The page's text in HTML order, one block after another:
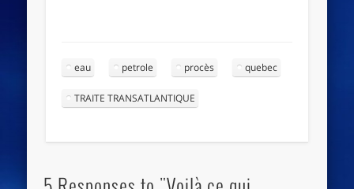
eau petrole procès quebec
TRAITE TRANSATLANTIQUE